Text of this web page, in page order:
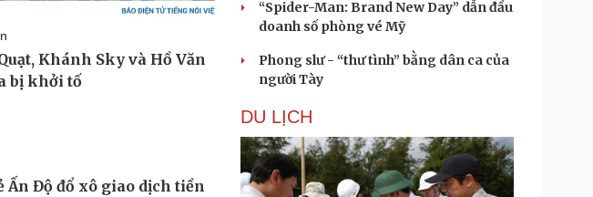
Độ đổ xô giao dịch tiền
“Spider-Man: Brand New Day” dẫn đầu
doanh số phòng vé Mỹ
Phong slư - “thư tình” bằng dân ca của
người Tày
DU LỊCH